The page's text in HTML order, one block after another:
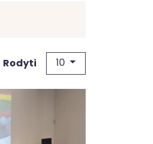
Rodyti 10